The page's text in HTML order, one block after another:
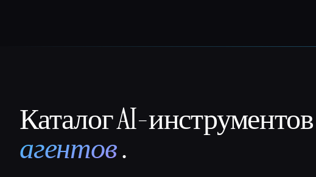
That AI Collection
Каталог AI-
агентов.